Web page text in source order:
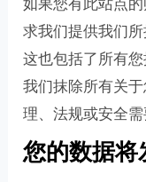
如果您有此站点
求我们提供我们
这也包括了所有
我们抹除所有关
理、法规或安全需
您的数据将